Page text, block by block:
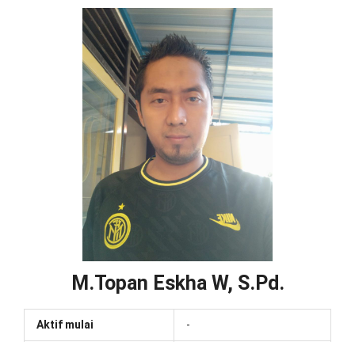
M.Topan Eskha W, S.Pd.
Aktif mulai -